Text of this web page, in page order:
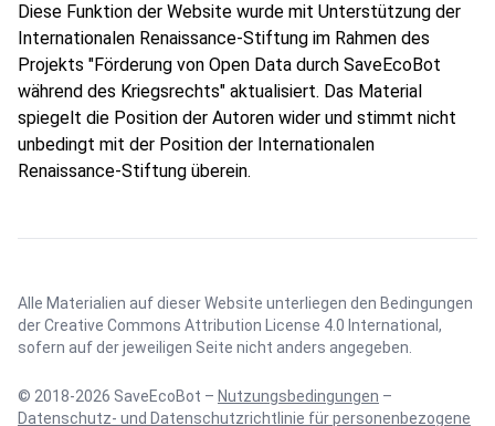
Diese Funktion der Website wurde mit Unterstützung der
Internationalen Renaissance-Stiftung im Rahmen des
Projekts "Förderung von Open Data durch SaveEcoBot
während des Kriegsrechts" aktualisiert. Das Material
spiegelt die Position der Autoren wider und stimmt nicht
unbedingt mit der Position der Internationalen
Renaissance-Stiftung überein.
Alle Materialien auf dieser Website unterliegen den Bedingungen
derCreative Commons Attribution License 4.0 International ,
sofern auf der jeweiligen Seite nicht anders angegeben.
© 2018-2026 SaveEcoBot – Nutzungsbedingungen –
Datenschutz- und Datenschutzrichtlinie für personenbezogene